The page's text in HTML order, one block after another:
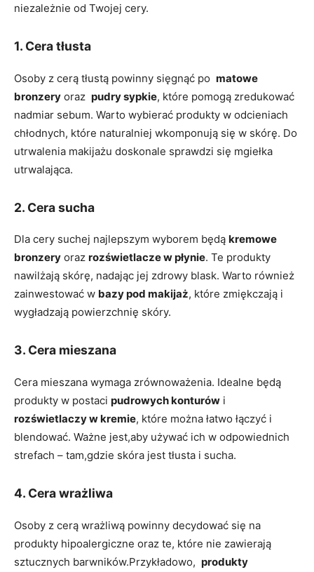
⁤niezależnie od‌ Twojej cery.
1. Cera tłusta
Osoby z cerą tłustą powinny sięgnąć po ⁣ matowe
bronzery oraz ⁢ pudry sypkie, które pomogą zredukować​
nadmiar​ sebum. Warto wybierać produkty w odcieniach
chłodnych, które​ naturalniej wkomponują się w skórę. Do
utrwalenia makijażu doskonale sprawdzi się mgiełka
utrwalająca.
2. ‍Cera⁢ sucha
Dla cery suchej najlepszym wyborem będą kremowe​
bronzery ⁣oraz rozświetlacze​ w płynie. Te produkty ​
nawilżają skórę, nadając ‌jej zdrowy blask. Warto⁢ również‌
zainwestować w bazy pod makijaż, które ‌zmiękczają⁣ i
wygładzają powierzchnię skóry.
3. Cera mieszana
Cera mieszana wymaga‍ zrównoważenia. ⁤Idealne będą
produkty w postaci pudrowych ⁣konturów ‍i
rozświetlaczy w kremie, które ⁣można łatwo łączyć i
blendować.‍ Ważne jest,aby⁤ używać​ ich w odpowiednich
strefach – tam,gdzie ⁣skóra jest tłusta i sucha.
4. ‍Cera wrażliwa
Osoby z cerą wrażliwą powinny decydować się na
⁢produkty hipoalergiczne oraz te,⁢ które nie zawierają
sztucznych barwników.Przykładowo, ​ produkty